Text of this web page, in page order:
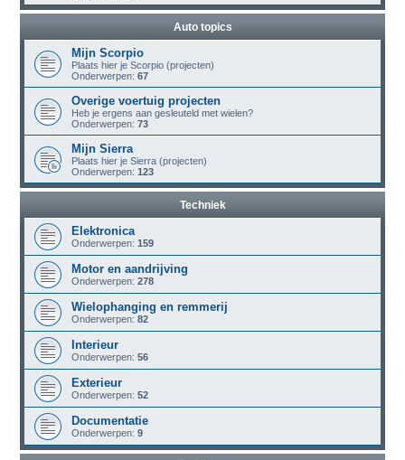
Auto topics
Mijn Scorpio
Plaats hier je Scorpio (projecten)
Onderwerpen: 67
Overige voertuig projecten
Heb je ergens aan gesleuteld met wielen?
Onderwerpen: 73
Mijn Sierra
Plaats hier je Sierra (projecten)
Onderwerpen: 123
Techniek
Elektronica
Onderwerpen: 159
Motor en aandrijving
Onderwerpen: 278
Wielophanging en remmerij
Onderwerpen: 82
Interieur
Onderwerpen: 56
Exterieur
Onderwerpen: 52
Documentatie
Onderwerpen: 9